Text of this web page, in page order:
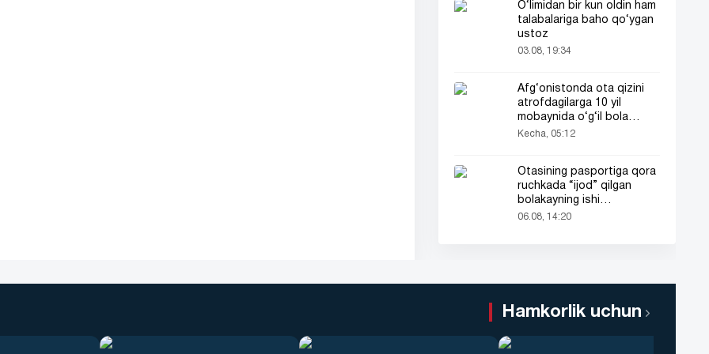
O‘limidan bir kun oldin ham
talabalariga baho qo‘ygan
ustoz
03.08, 19:34
Afg‘onistonda ota qizini
atrofdagilarga 10 yil
mobaynida o‘g‘il bola
sifatida tanishtirdi
Kecha, 05:12
Otasining pasportiga qora
ruchkada “ijod” qilgan
bolakayning ishi
barchaning diqqatini tortdi
06.08, 14:20
Hamkorlik uchun